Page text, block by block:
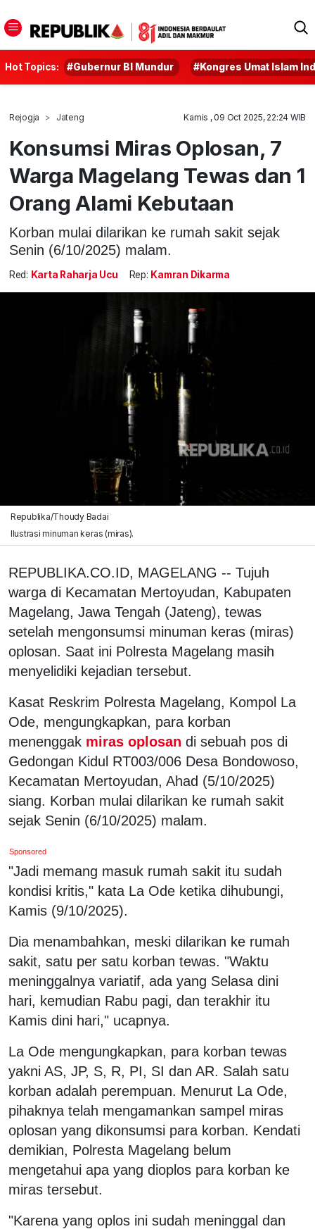
Hot Topics: #Gubernur BI Mundur #Kongres Umat Islam
Rejogja Jateng Kamis , 09 Oct 2025, 22:24 WIB
Konsumsi Miras Oplosan, 7
Warga Magelang Tewas dan 1
Orang Alami Kebutaan
Korban mulai dilarikan ke rumah sakit sejak
Senin (6/10/2025) malam.
Red: Karta Raharja Ucu Rep: Kamran Dikarma
Republika/Thoudy Badai
Ilustrasi minuman keras (miras).
REPUBLIKA.CO.ID, MAGELANG -- Tujuh
warga di Kecamatan Mertoyudan, Kabupaten
Magelang, Jawa Tengah (Jateng), tewas
setelah mengonsumsi minuman keras (miras)
oplosan. Saat ini Polresta Magelang masih
menyelidiki kejadian tersebut.
Kasat Reskrim Polresta Magelang, Kompol La
Ode, mengungkapkan, para korban
menenggak miras oplosan di sebuah pos di
Gedongan Kidul RT003/006 Desa Bondowoso,
Kecamatan Mertoyudan, Ahad (5/10/2025)
siang. Korban mulai dilarikan ke rumah sakit
sejak Senin (6/10/2025) malam.
Sponsored
"Jadi memang masuk rumah sakit itu sudah
kondisi kritis," kata La Ode ketika dihubungi,
Kamis (9/10/2025).
Dia menambahkan, meski dilarikan ke rumah
sakit, satu per satu korban tewas. "Waktu
meninggalnya variatif, ada yang Selasa dini
hari, kemudian Rabu pagi, dan terakhir itu
Kamis dini hari," ucapnya.
La Ode mengungkapkan, para korban tewas
yakni AS, JP, S, R, PI, SI dan AR. Salah satu
korban adalah perempuan. Menurut La Ode,
pihaknya telah mengamankan sampel miras
oplosan yang dikonsumsi para korban. Kendati
demikian, Polresta Magelang belum
mengetahui apa yang dioplos para korban ke
miras tersebut.
"Karena yang oplos ini sudah meninggal dan